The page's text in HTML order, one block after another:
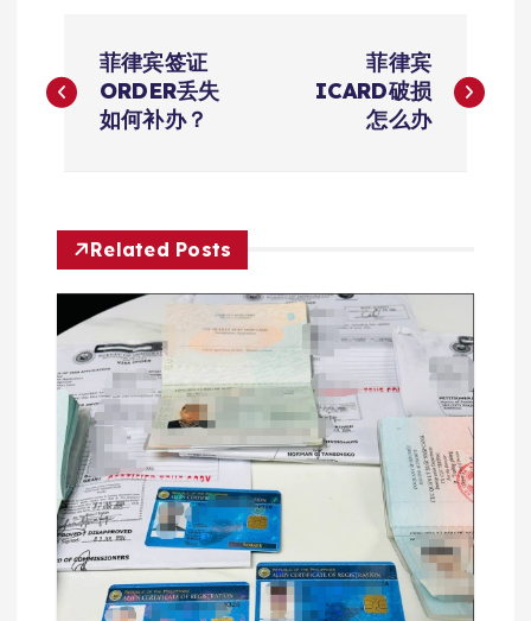
章
航
菲律宾签证
ORDER丢失
如何补办？
菲律宾
ICARD破损
怎么办
Related Posts